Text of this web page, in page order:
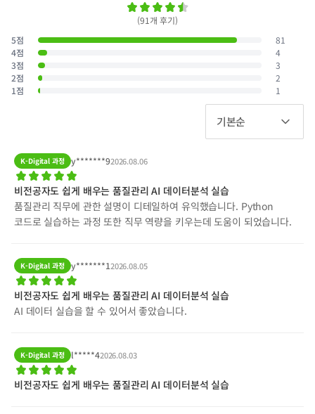
(91 개 후기)
5점
81
4점
4
3점
3
2점
2
1점 1
기본순
K-Digital 과정 y*******92026.08.06
비전공자도 쉽게 배우는 품질관리 AI 데이터분석 실습
품질관리 직무에 관한 설명이 디테일하여 유익했습니다. Python
코드로 실습하는 과정 또한 직무 역량을 키우는데 도움이 되었습니다.
K-Digital 과정 y*******12026.08.05
비전공자도 쉽게 배우는 품질관리 AI 데이터분석 실습
AI 데이터 실습을 할 수 있어서 좋았습니다.
K-Digital 과정 l*****42026.08.03
비전공자도 쉽게 배우는 품질관리 AI 데이터분석 실습